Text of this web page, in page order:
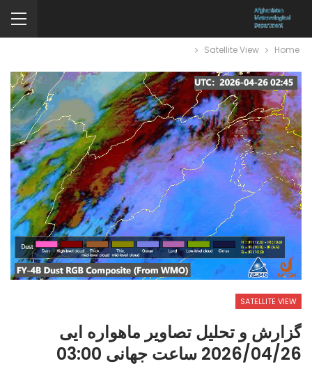
Home
Satellite View
SATELLITE VIEW
گزارش و تحلیل تصاویر ماهواره ایی
2026/04/26 ساعت جهانی 03:00